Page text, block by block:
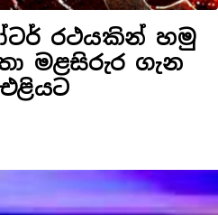
රථයකින් හමු
මළසිරුර ගැන